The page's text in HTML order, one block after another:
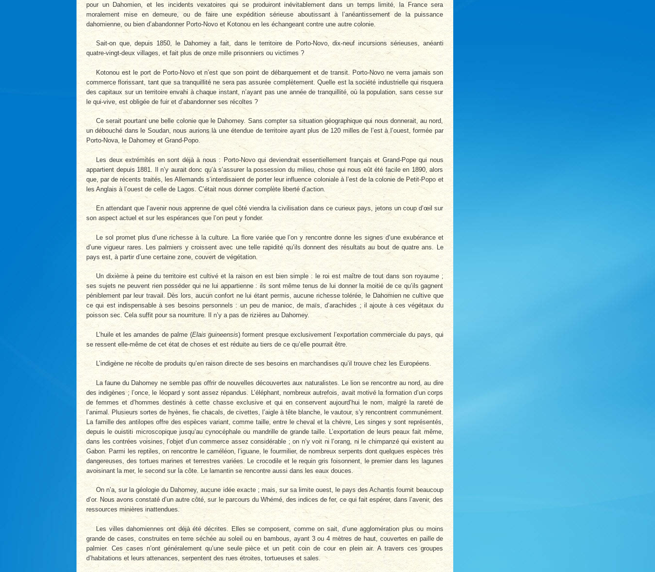
pour un Dahomien, et les incidents vexatoires qui se produiront inévitablement dans un temps limité, la France sera
moralement mise en demeure, ou de faire une expédition sérieuse aboutissant à l’anéantissement de la puissance
dahomienne, ou bien d’abandonner Porto-Novo et Kotonou en les échangeant contre une autre colonie.
Sait-on que, depuis 1850, le Dahomey a fait, dans le territoire de Porto-Novo, dix-neuf incursions sérieuses, anéanti
quatre-vingt-deux villages, et fait plus de onze mille prisonniers ou victimes ?
Kotonou est le port de Porto-Novo et n’est que son point de débarquement et de transit. Porto-Novo ne verra jamais son
commerce florissant, tant que sa tranquillité ne sera pas assurée complètement. Quelle est la société industrielle qui risquera
des capitaux sur un territoire envahi à chaque instant, n’ayant pas une année de tranquillité, où la population, sans cesse sur
le qui-vive, est obligée de fuir et d’abandonner ses récoltes ?
Ce serait pourtant une belle colonie que le Dahomey. Sans compter sa situation géographique qui nous donnerait, au nord,
un débouché dans le Soudan, nous aurions là une étendue de territoire ayant plus de 120 milles de l’est à l’ouest, formée par
Porto-Nova, le Dahomey et Grand-Popo.
Les deux extrémités en sont déjà à nous : Porto-Novo qui deviendrait essentiellement français et Grand-Pope qui nous
appartient depuis 1881. Il n’y aurait donc qu’à s’assurer la possession du milieu, chose qui nous eût été facile en 1890, alors
que, par de récents traités, les Allemands s’interdisaient de porter leur influence coloniale à l’est de la colonie de Petit-Popo et
les Anglais à l’ouest de celle de Lagos. C’était nous donner complète liberté d’action.
En attendant que l’avenir nous apprenne de quel côté viendra la civilisation dans ce curieux pays, jetons un coup d’œil sur
son aspect actuel et sur les espérances que l’on peut y fonder.
Le sol promet plus d’une richesse à la culture. La flore variée que l’on y rencontre donne les signes d’une exubérance et
d’une vigueur rares. Les palmiers y croissent avec une telle rapidité qu’ils donnent des résultats au bout de quatre ans. Le
pays est, à partir d’une certaine zone, couvert de végétation.
Un dixième à peine du territoire est cultivé et la raison en est bien simple : le roi est maître de tout dans son royaume ;
ses sujets ne peuvent rien posséder qui ne lui appartienne : ils sont même tenus de lui donner la moitié de ce qu’ils gagnent
péniblement par leur travail. Dès lors, aucun confort ne lui étant permis, aucune richesse tolérée, le Dahomien ne cultive que
ce qui est indispensable à ses besoins personnels : un peu de manioc, de maïs, d’arachides ; il ajoute à ces végétaux du
poisson sec. Cela suffit pour sa nourriture. Il n’y a pas de rizières au Dahomey.
L’huile et les amandes de palme (Elais guineensis) forment presque exclusivement l’exportation commerciale du pays, qui
se ressent elle-même de cet état de choses et est réduite au tiers de ce qu’elle pourrait être.
L’indigène ne récolte de produits qu’en raison directe de ses besoins en marchandises qu’il trouve chez les Européens.
La faune du Dahomey ne semble pas offrir de nouvelles découvertes aux naturalistes. Le lion se rencontre au nord, au dire
des indigènes ; l’once, le léopard y sont assez répandus. L’éléphant, nombreux autrefois, avait motivé la formation d’un corps
de femmes et d’hommes destinés à cette chasse exclusive et qui en conservent aujourd’hui le nom, malgré la rareté de
l’animal. Plusieurs sortes de hyènes, fie chacals, de civettes, l’aigle à tête blanche, le vautour, s’y rencontrent communément.
La famille des antilopes offre des espèces variant, comme taille, entre le cheval et la chèvre, Les singes y sont représentés,
depuis le ouistiti microscopique jusqu’au cynocéphale ou mandrille de grande taille. L’exportation de leurs peaux fait même,
dans les contrées voisines, l’objet d’un commerce assez considérable ; on n’y voit ni l’orang, ni le chimpanzé qui existent au
Gabon. Parmi les reptiles, on rencontre le caméléon, l’iguane, le fourmilier, de nombreux serpents dont quelques espèces très
dangereuses, des tortues marines et terrestres variées. Le crocodile et le requin gris foisonnent, le premier dans les lagunes
avoisinant la mer, le second sur la côte. Le lamantin se rencontre aussi dans les eaux douces.
On n’a, sur la géologie du Dahomey, aucune idée exacte ; mais, sur sa limite ouest, le pays des Achantis fournit beaucoup
d’or. Nous avons constaté d’un autre côté, sur le parcours du Whémé, des indices de fer, ce qui fait espérer, dans l’avenir, des
ressources minières inattendues.
Les villes dahomiennes ont déjà été décrites. Elles se composent, comme on sait, d’une agglomération plus ou moins
grande de cases, construites en terre séchée au soleil ou en bambous, ayant 3 ou 4 mètres de haut, couvertes en paille de
palmier. Ces cases n’ont généralement qu’une seule pièce et un petit coin de cour en plein air. A travers ces groupes
d’habitations et leurs attenances, serpentent des rues étroites, tortueuses et sales.